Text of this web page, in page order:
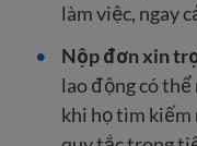
làm việc, ngay
Nộp đơn xin
lao động có
khi họ tìm kiếm